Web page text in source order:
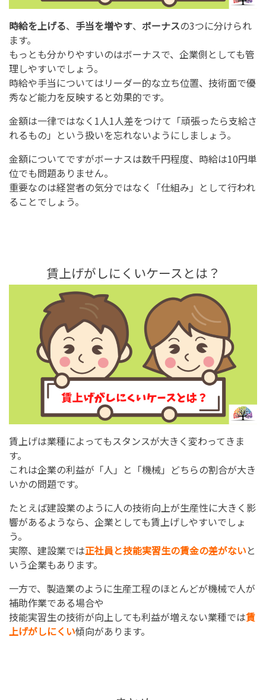
時給を上げる、 手当を増やす、 ボーナスの3つに分けられ
ます。
もっとも分かりやすいのはボーナスで、企業側としても管
理しやすいでしょう。
時給や手当についてはリーダー的な立ち位置、技術面で優
秀など能力を反映すると効果的です。
金額は一律ではなく1人1人差をつけて「頑張ったら支給さ
れるもの」という扱いを忘れないようにしましょう。
金額についてですがボーナスは数千円程度、時給は10円単
位でも問題ありません。
重要なのは経営者の気分ではなく「仕組み」として行われ
ることでしょう。
賃上げがしにくいケースとは？
賃上げは業種によってもスタンスが大きく変わってきま
す。
これは企業の利益が「人」と「機械」どちらの割合が大き
いかの問題です。
たとえば建設業のように人の技術向上が生産性に大きく影
響があるようなら、企業としても賃上げしやすいでしょ
う。
実際、建設業では正社員と技能実習生の賃金の差がないと
いう企業もあります。
一方で、製造業のように生産工程のほとんどが機械で人が
補助作業である場合や
技能実習生の技術が向上しても利益が増えない業種では賃
上げがしにくい傾向があります。